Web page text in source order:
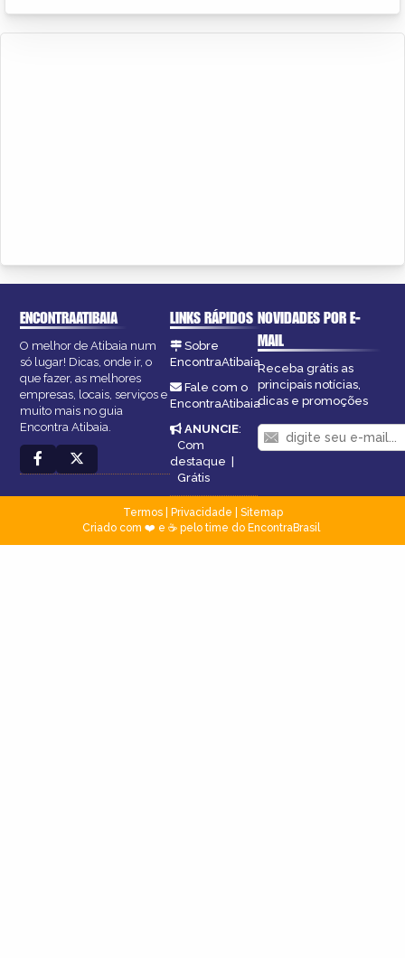
ENCONTRAATIBAIA
O melhor de Atibaia num
só lugar! Dicas, onde ir, o
que fazer, as melhores
empresas, locais, serviços e
muito mais no guia
Encontra Atibaia.
LINKS RÁPIDOS
Sobre
EncontraAtibaia
Fale com o
EncontraAtibaia
ANUNCIE:
Com
destaque |
Grátis
NOVIDADES POR E-
MAIL
Receba grátis as
principais notícias,
dicas e promoções
Termos| Privacidade
Sitemap
Criado com ❤️ e ☕ pelo time do EncontraBrasil